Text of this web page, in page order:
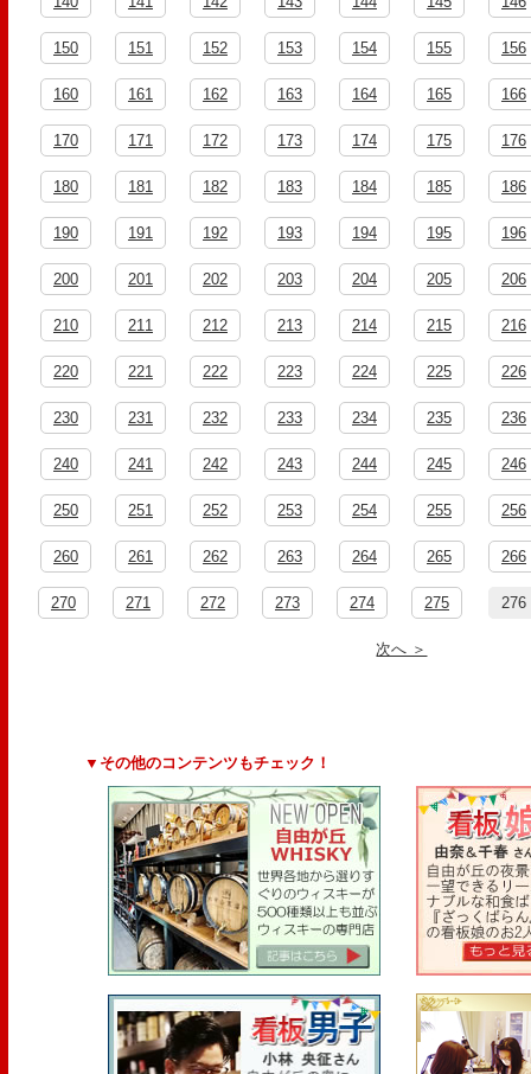
150 151 152 153 154 155 156
160 161 162 163 164 165 166
170 171 172 173 174 175 176
180 181 182 183 184 185 186
190 191 192 193 194 195 196
200 201 202 203 204 205 206
210 211 212 213 214 215 216
220 221 222 223 224 225 226
230 231 232 233 234 235 236
240 241 242 243 244 245 246
250 251 252 253 254 255 256
260 261 262 263 264 265 266
270 271 272 273 274 275 276
次へ ＞
▼その他のコンテンツもチェック！